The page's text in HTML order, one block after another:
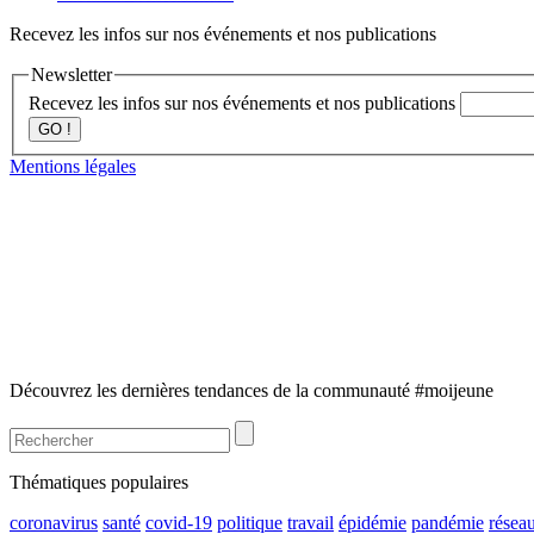
Recevez les infos sur nos événements et nos publications
Newsletter
Recevez les infos sur nos événements et nos publications
GO !
Mentions légales
Découvrez les dernières tendances de la communauté #moijeune
Thématiques populaires
coronavirus santé covid-19 politique travail épidémie pandémie